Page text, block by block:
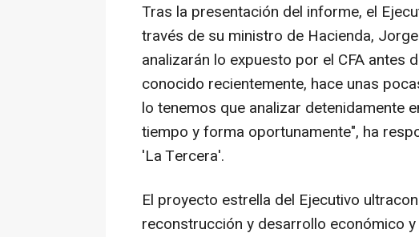
Tras la presentación del informe, el
través de su ministro de Hacienda,
analizarán lo expuesto por el CFA
conocido recientemente, hace unas
lo tenemos que analizar detenidamente
tiempo y forma oportunamente", ha
'La Tercera'.
El proyecto estrella del Ejecutivo
reconstrucción y desarrollo económico